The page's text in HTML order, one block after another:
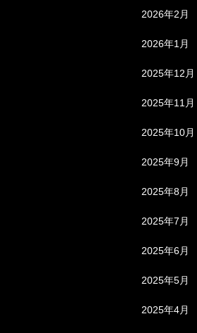
2026年2月
2026年1月
2025年12月
2025年11月
2025年10月
2025年9月
2025年8月
2025年7月
2025年6月
2025年5月
2025年4月